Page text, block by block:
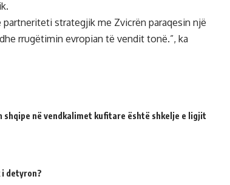
strategjik me Zvicrën paraqesin një
rrugëtimin evropian të vendit tonë.”, ka
shqipe në vendkalimet kufitare është shkelje e ligjit
detyron?